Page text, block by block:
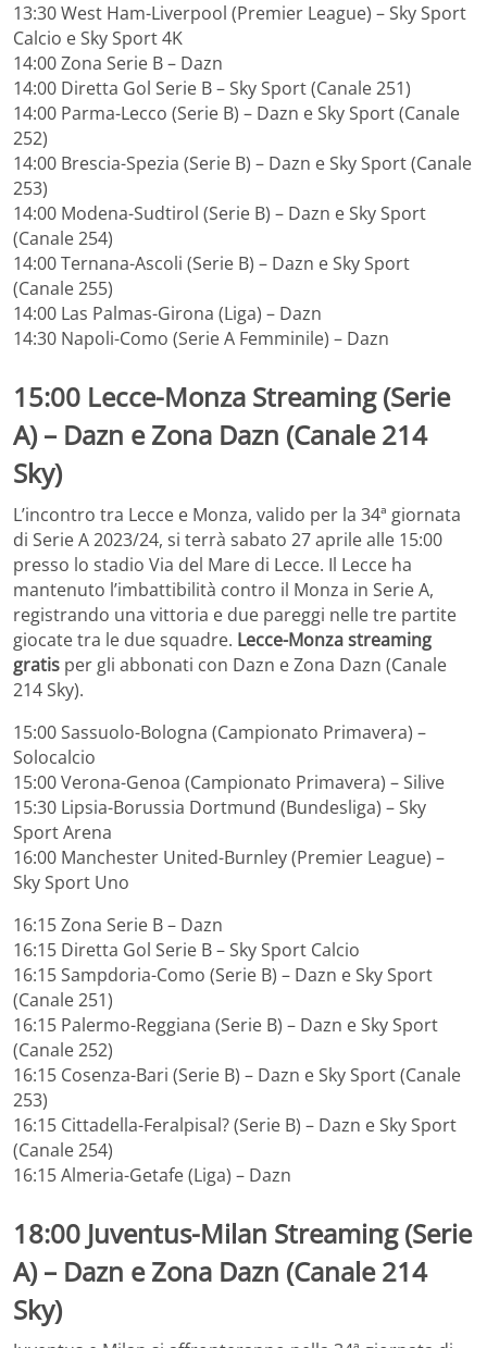
13:30 West Ham-Liverpool (Premier League) – Sky Sport
Calcio e Sky Sport 4K
14:00 Zona Serie B – Dazn
14:00 Diretta Gol Serie B – Sky Sport (Canale 251)
14:00 Parma-Lecco (Serie B) – Dazn e Sky Sport (Canale
252)
14:00 Brescia-Spezia (Serie B) – Dazn e Sky Sport (Canale
253)
14:00 Modena-Sudtirol (Serie B) – Dazn e Sky Sport
(Canale 254)
14:00 Ternana-Ascoli (Serie B) – Dazn e Sky Sport
(Canale 255)
14:00 Las Palmas-Girona (Liga) – Dazn
14:30 Napoli-Como (Serie A Femminile) – Dazn
15:00 Lecce-Monza Streaming(Serie
A) – Dazn e Zona Dazn (Canale 214
Sky)
L’incontro tra Lecce e Monza, valido per la 34ª giornata
di Serie A 2023/24, si terrà sabato 27 aprile alle 15:00
presso lo stadio Via del Mare di Lecce. Il Lecce ha
mantenuto l’imbattibilità contro il Monza in Serie A,
registrando una vittoria e due pareggi nelle tre partite
giocate tra le due squadre. Lecce-Monza streaming
gratis per gli abbonati con Dazn e Zona Dazn (Canale
214 Sky).
15:00 Sassuolo-Bologna (Campionato Primavera) –
Solocalcio
15:00 Verona-Genoa (Campionato Primavera) – Silive
15:30 Lipsia-Borussia Dortmund (Bundesliga) – Sky
Sport Arena
16:00 Manchester United-Burnley (Premier League) –
Sky Sport Uno
16:15 Zona Serie B – Dazn
16:15 Diretta Gol Serie B – Sky Sport Calcio
16:15 Sampdoria-Como (Serie B) – Dazn e Sky Sport
(Canale 251)
16:15 Palermo-Reggiana (Serie B) – Dazn e Sky Sport
(Canale 252)
16:15 Cosenza-Bari (Serie B) – Dazn e Sky Sport (Canale
253)
16:15 Cittadella-Feralpisal? (Serie B) – Dazn e Sky Sport
(Canale 254)
16:15 Almeria-Getafe (Liga) – Dazn
18:00 Juventus-Milan Streaming(Serie
A) – Dazn e Zona Dazn (Canale 214
Sky)